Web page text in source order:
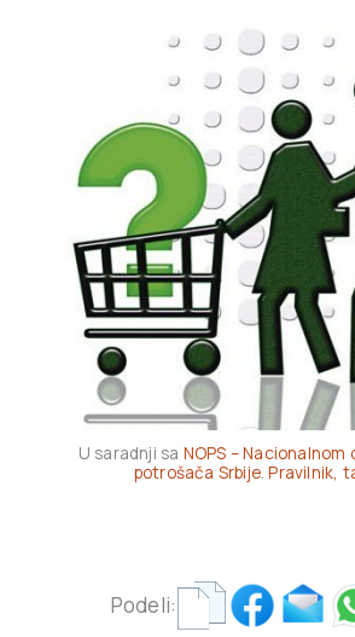
U saradnji sa NOPS –
potrošača Srbije.Pravilnik,
Podeli: